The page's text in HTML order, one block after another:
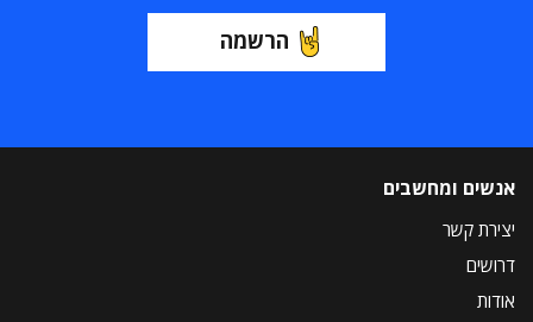
הרשמה
אנשים ומחשבים
יצירת קשר
דרושים
אודות